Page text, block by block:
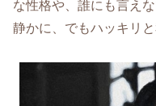
な性格や、誰にも言え
静かに、でもハッキリ